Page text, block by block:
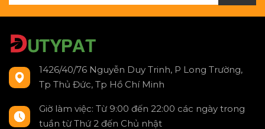
1426/40/76 Nguyễn Duy Trinh, P Long Trường,
Tp Thủ Đức, Tp Hồ Chí Minh
Giờ làm việc: Từ 9:00 đến 22:00 các ngày trong
tuần từ Thứ 2 đến Chủ nhật